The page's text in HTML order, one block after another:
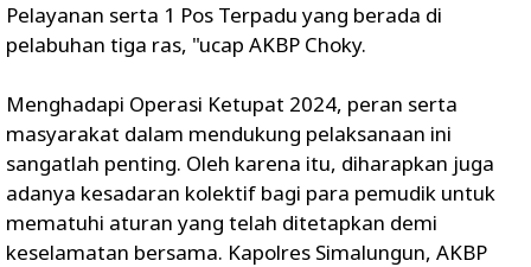
Pelayanan serta 1 Pos Terpadu yang berada di
pelabuhan tiga ras, "ucap AKBP Choky.
Menghadapi Operasi Ketupat 2024, peran serta
masyarakat dalam mendukung pelaksanaan ini
sangatlah penting. Oleh karena itu, diharapkan juga
adanya kesadaran kolektif bagi para pemudik untuk
mematuhi aturan yang telah ditetapkan demi
keselamatan bersama. Kapolres Simalungun, AKBP